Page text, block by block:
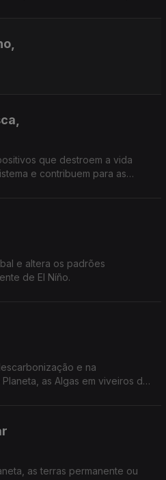
que destroem a vida
e contribuem para as
e altera os padrões
de El Níño.
e na
as terras permanente ou